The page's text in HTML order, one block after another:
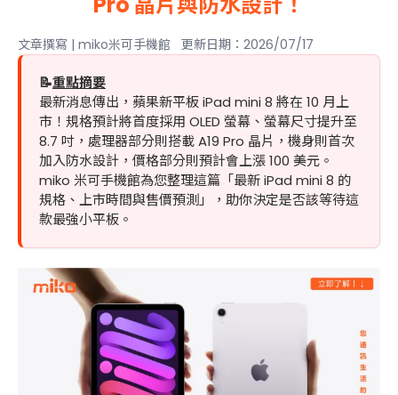
文章撰寫 | miko米可手機館 更新日期：2026/07/17
📝重點摘要
最新消息傳出，蘋果新平板 iPad mini 8 將在 10 月上
市！規格預計將首度採用 OLED 螢幕、螢幕尺寸提升至
8.7 吋，處理器部分則搭載 A19 Pro 晶片，機身則首次
加入防水設計，價格部分則預計會上漲 100 美元。
miko 米可手機館為您整理這篇「最新 iPad mini 8 的
規格、上市時間與售價預測」，助你決定是否該等待這
款最強小平板。